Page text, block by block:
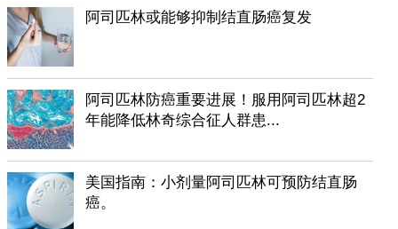
阿司匹林或能够抑制结直肠癌复发
阿司匹林防癌重要进展！服用阿司匹林超2
年能降低林奇综合征人群患...
美国指南：小剂量阿司匹林可预防结直肠
癌。